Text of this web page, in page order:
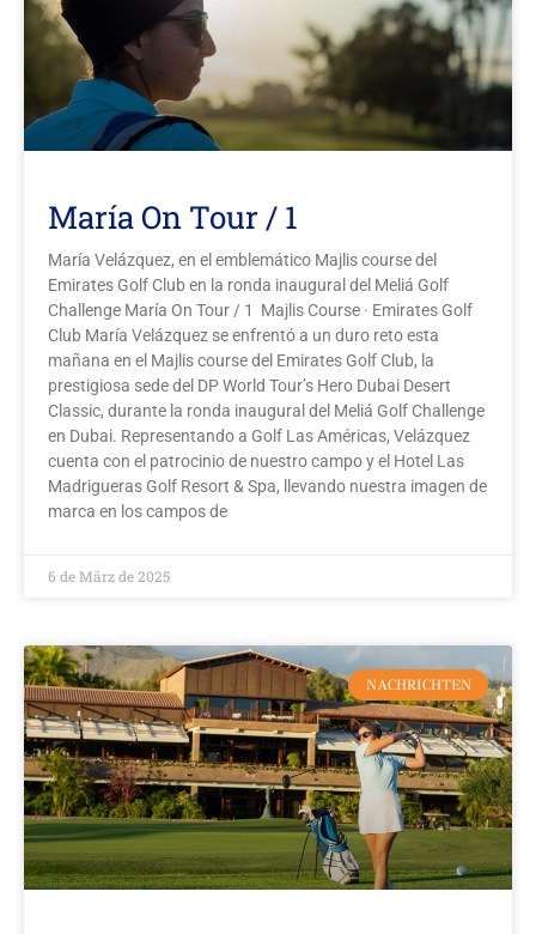
María On Tour / 1
María Velázquez, en el emblemático Majlis course del
Emirates Golf Club en la ronda inaugural del Meliá Golf
Challenge María On Tour / 1 Majlis Course · Emirates Golf
Club María Velázquez se enfrentó a un duro reto esta
mañana en el Majlis course del Emirates Golf Club, la
prestigiosa sede del DP World Tour’s Hero Dubai Desert
Classic, durante la ronda inaugural del Meliá Golf Challenge
en Dubai. Representando a Golf Las Américas, Velázquez
cuenta con el patrocinio de nuestro campo y el Hotel Las
Madrigueras Golf Resort & Spa, llevando nuestra imagen de
marca en los campos de
6 de März de 2025
NACHRICHTEN